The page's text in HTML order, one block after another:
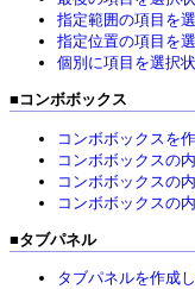
指定範囲の項目を
指定位置の項目を
個別に項目を選択
■ コンボボックス
コンボボックスを
コンボボックスの
コンボボックスの
コンボボックスの
■タブパネル
タブパネルを作成